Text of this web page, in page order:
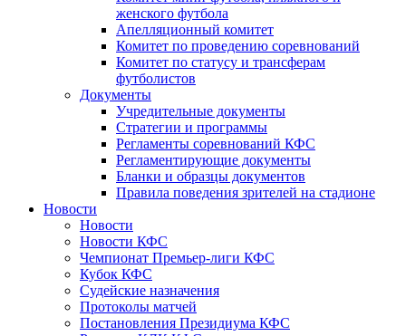
женского футбола
Апелляционный комитет
Комитет по проведению соревнований
Комитет по статусу и трансферам
футболистов
Документы
Учредительные документы
Стратегии и программы
Регламенты соревнований КФС
Регламентирующие документы
Бланки и образцы документов
Правила поведения зрителей на стадионе
Новости
Новости
Новости КФС
Чемпионат Премьер-лиги КФС
Кубок КФС
Судейские назначения
Протоколы матчей
Постановления Президиума КФС